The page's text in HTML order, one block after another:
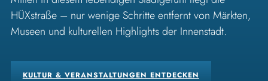
HÜXstraße – nur wenige Schritte entfernt von Märkten,
Museen und kulturellen Highlights der Innenstadt.
KULTUR & VERANSTALTUNGEN ENTDECKEN